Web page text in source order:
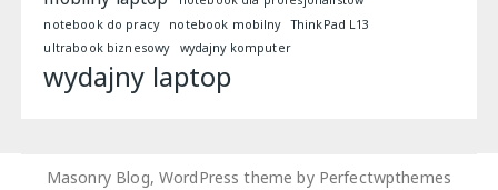
notebook do pracy
notebook mobilny
ThinkPad L13
ultrabook biznesowy
wydajny komputer
wydajny laptop
Masonry Blog, WordPress theme by Perfectwpthemes